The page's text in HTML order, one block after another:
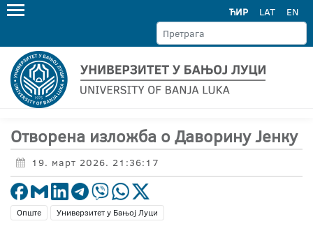
ЋИР LAT EN
Отворена изложба о Даворину Јенку
19. март 2026. 21:36:17
Опште Универзитет у Бањој Луци